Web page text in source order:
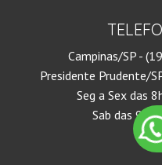
Campinas/SP -
Presidente Prudente/
Seg a Sex das
Sab das 9hrs